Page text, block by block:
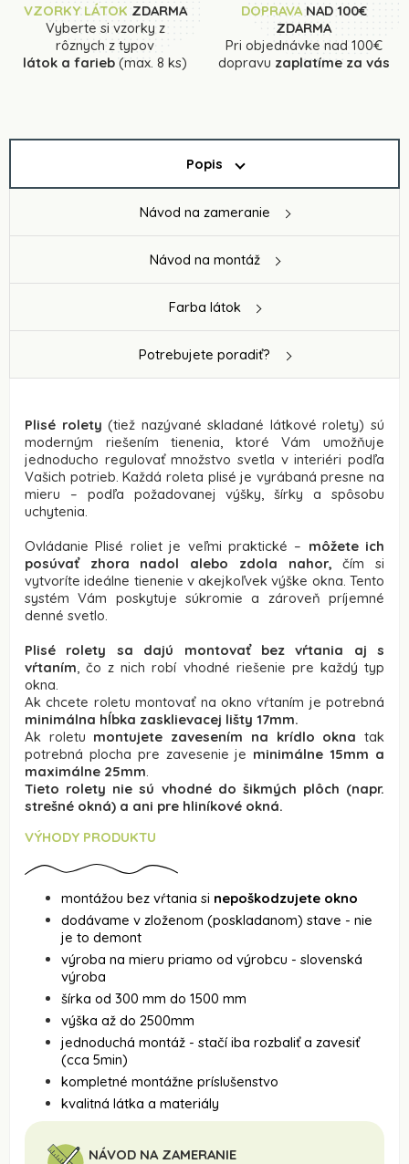
VZORKY LÁTOK ZDARMA
Vyberte si vzorky z
rôznych z typov
látok a farieb (max. 8 ks)
DOPRAVANAD 100€
ZDARMA
Pri objednávke nad 100€
dopravu zaplatíme za vás
Popis
Návod na zameranie
Návod na montáž
Farba látok
Potrebujete poradiť?
Plisé rolety (tiež nazývané skladané látkové rolety) sú
moderným riešením tienenia, ktoré Vám umožňuje
jednoducho regulovať množstvo svetla v interiéri podľa
Vašich potrieb. Každá roleta plisé je vyrábaná presne na
mieru – podľa požadovanej výšky, šírky a spôsobu
uchytenia.
Ovládanie Plisé roliet je veľmi praktické – môžete ich
posúvať zhora nadol alebo zdola nahor, čím si
vytvoríte ideálne tienenie v akejkoľvek výške okna. Tento
systém Vám poskytuje súkromie a zároveň príjemné
denné svetlo.
Plisé rolety sa dajú montovať bez vŕtania aj s
vŕtaním, čo z nich robí vhodné riešenie pre každý typ
okna.
Ak chcete roletu montovať na okno vŕtaním je potrebná
minimálna hĺbka zasklievacej lišty 17mm.
Ak roletu montujete zavesením na krídlo okna tak
potrebná plocha pre zavesenie je minimálne 15mm a
maximálne 25mm.
Tieto rolety nie sú vhodné do šikmých plôch (napr.
strešné okná) a ani pre hliníkové okná.
VÝHODY PRODUKTU
montážou bez vŕtania si nepoškodzujete okno
dodávame v zloženom (poskladanom) stave - nie
je to demont
výroba na mieru priamo od výrobcu - slovenská
výroba
šírka od 300 mm do 1500 mm
výška až do 2500mm
jednoduchá montáž - stačí iba rozbaliť a zavesiť
(cca 5min)
kompletné montážne príslušenstvo
kvalitná látka a materiály
NÁVOD NA ZAMERANIE